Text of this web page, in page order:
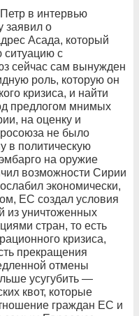
в интервью
заявил о
Асада, который
ситуацию с
сейчас сам вынужден
роль, которую он
кризиса, и найти
предлогом мнимых
на оценку и
не было
в политическую
на оружие
возможности Сирии
экономически,
ЕС создал условия
из уничтоженных
стран, то есть
кризиса,
прекращения
отмены
усугубить —
квот, которые
граждан ЕС и